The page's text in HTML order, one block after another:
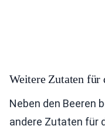
Weitere Zutaten für
Neben den Beeren
andere Zutaten für